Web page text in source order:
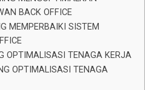
BACK OFFICE
MEMPERBAIKI SISTEM
OPTIMALISASI TENAGA KERJA
OPTIMALISASI TENAGA